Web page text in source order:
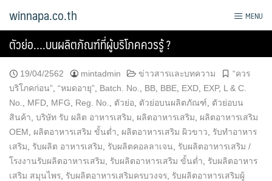
winnapa.co.th MENU
ตัวย่อ….บนผลิตภัณฑ์ที่ผู้บริโภคควรรู้ ?
19/04/2562 mintadmin ข่าวสารและบทความ
“ควร
บริโภคก่อน” “หมดอายุ” Batch. No. BB BBE EXD EXP, L & C.
No.
MFD MFG Reg. No. ตัวย่อ ตัวย่อบนผลิตภัณฑ์
ตัวย่อบน
สินค้า บริษัท รับ ผลิต อาหารเสริม ผลิตอาหารเสริม
ผลิตอาหารเสริม
OEM
ผลิตอาหารเสริม ขั้นต่ำ ผลิตอาหารเสริม ผิวขาว
รับทำอาหาร
เสริม
รับผลิต อาหารเสริม รับผลิตคอลลาเจน
รับผลิตอาหารเสริม /
โรงงานรับผลิตอาหารเสริม
รับผลิตอาหารเสริม ขั้นต่ำ
รับผลิตอาหาร
เสริม สมุนไพร รับผลิตอาหารเสริมครบวงจร รับผลิตอาหารเสริมผู้